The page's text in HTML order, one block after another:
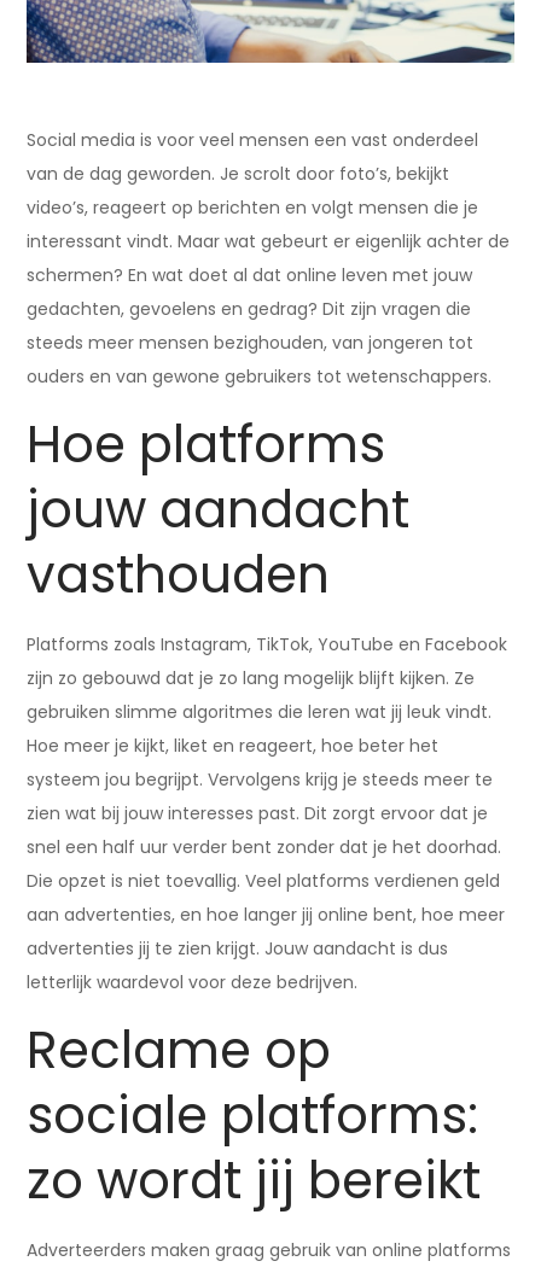
Social media is voor veel mensen een vast onderdeel
van de dag geworden. Je scrolt door foto’s, bekijkt
video’s, reageert op berichten en volgt mensen die je
interessant vindt. Maar wat gebeurt er eigenlijk achter de
schermen? En wat doet al dat online leven met jouw
gedachten, gevoelens en gedrag? Dit zijn vragen die
steeds meer mensen bezighouden, van jongeren tot
ouders en van gewone gebruikers tot wetenschappers.
Hoe platforms
jouw aandacht
vasthouden
Platforms zoals Instagram, TikTok, YouTube en Facebook
zijn zo gebouwd dat je zo lang mogelijk blijft kijken. Ze
gebruiken slimme algoritmes die leren wat jij leuk vindt.
Hoe meer je kijkt, liket en reageert, hoe beter het
systeem jou begrijpt. Vervolgens krijg je steeds meer te
zien wat bij jouw interesses past. Dit zorgt ervoor dat je
snel een half uur verder bent zonder dat je het doorhad.
Die opzet is niet toevallig. Veel platforms verdienen geld
aan advertenties, en hoe langer jij online bent, hoe meer
advertenties jij te zien krijgt. Jouw aandacht is dus
letterlijk waardevol voor deze bedrijven.
Reclame op
sociale platforms:
zo wordt jij bereikt
Adverteerders maken graag gebruik van online platforms